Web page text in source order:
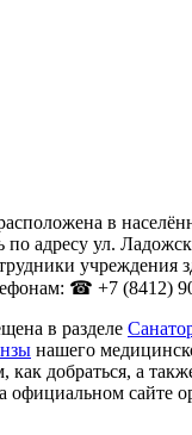
в
по адресу ул.
учреждения
☎ +7 (8412)
в разделе
нашего
добраться, а
официальном сайте